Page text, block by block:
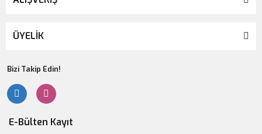
ÜYELİK
Bizi Takip Edin!
E-Bülten Kayıt